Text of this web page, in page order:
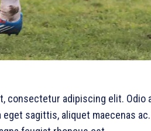
consectetur adipiscing elit.
eget sagittis, aliquet maecenas